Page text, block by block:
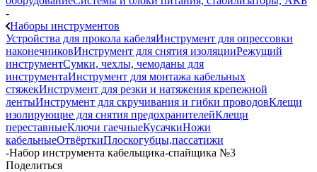
-
Наборы инструментов
Устройства для прокола кабеляИнструмент для опрессовки
наконечниковИнструмент для снятия изоляцииРежущий
инструментСумки, чехлы, чемоданы для
инструментаИнструмент для монтажа кабельных
стяжекИнструмент для резки и натяжения крепежной
лентыИнструмент для скручивания и гибки проводовКлещи
изолирующие для снятия предохранителейКлещи
переставныеКлючи гаечныеКусачкиНожи
кабельныеОтвёрткиПлоскогубцы,пассатижи
-Набор инструмента кабельщика-спайщика №3
Поделиться